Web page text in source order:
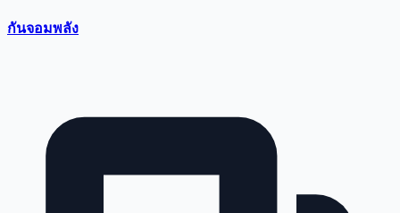
กันจอมพลัง